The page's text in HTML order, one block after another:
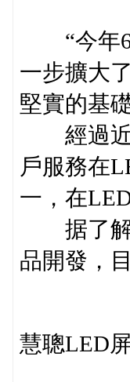
“今年6
一步擴大
堅實的基
經過近
戶服務在
一，在
据了解
品開發，
慧聰LED